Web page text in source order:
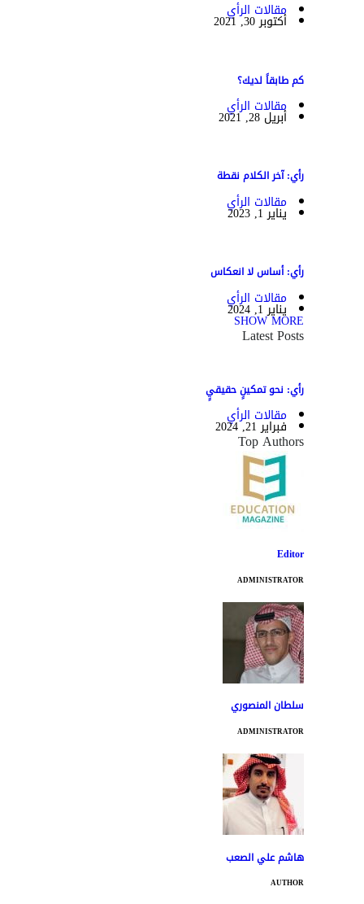
مقالات الرأي
أكتوبر 30, 2021
كم طابقاً لديك؟
مقالات الرأي
أبريل 28, 2021
رأي: آخر الكلام نقطة
مقالات الرأي
يناير 1, 2023
رأي: أساس لا انعكاس
مقالات الرأي
يناير 1, 2024
SHOW MORE
Latest Posts
رأي: نحو تمكينٍ حقيقيٍ
مقالات الرأي
فبراير 21, 2024
Top Authors
Editor
ADMINISTRATOR
سلطان المنصوري
ADMINISTRATOR
هاشم علي الصعب
AUTHOR